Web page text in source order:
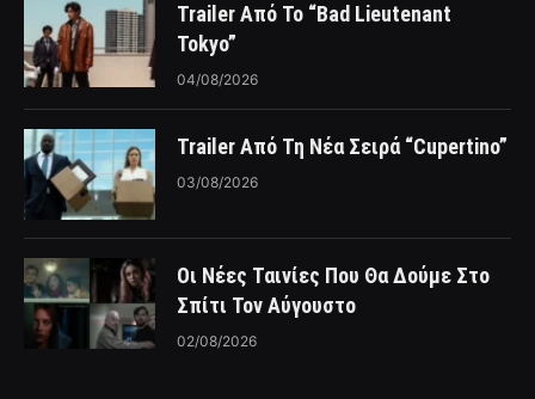
Trailer Από Το “Bad Lieutenant
Tokyo”
04/08/2026
Trailer Από Τη Νέα Σειρά “Cupertino”
03/08/2026
Οι Νέες Ταινίες Που Θα Δούμε Στο
Σπίτι Τον Αύγουστο
02/08/2026